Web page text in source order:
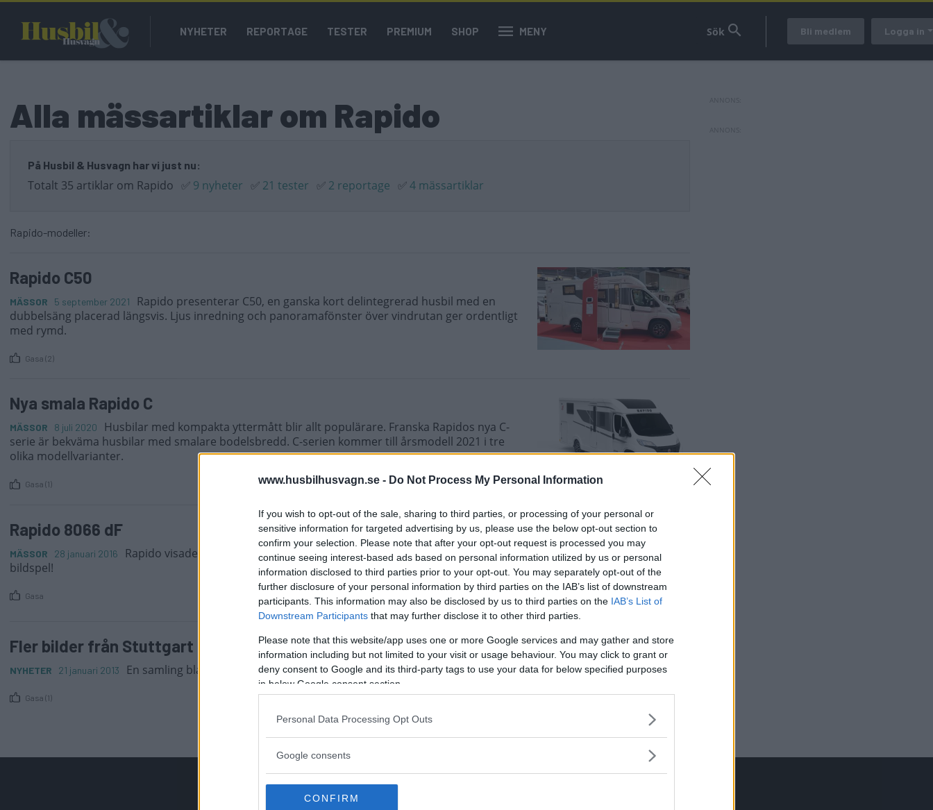
www.husbilhusvagn.se - Do Not Process My Personal Information
If you wish to opt-out of the sale, sharing to third parties, or processing of your personal or
sensitive information for targeted advertising by us, please use the below opt-out section to
confirm your selection. Please note that after your opt-out request is processed you may
continue seeing interest-based ads based on personal information utilized by us or personal
information disclosed to third parties prior to your opt-out. You may separately opt-out of the
further disclosure of your personal information by third parties on the IAB’s list of downstream
participants. This information may also be disclosed by us to third parties on the IAB’s List of
Downstream Participants that may further disclose it to other third parties.
Please note that this website/app uses one or more Google services and may gather and store
information including but not limited to your visit or usage behaviour. You may click to grant or
deny consent to Google and its third-party tags to use your data for below specified purposes
in below Google consent section.
Personal Data Processing Opt Outs
Google consents
CONFIRM
huvudinnehåll
Main
navigation
NYHETER REPORTAGE TESTER PREMIUM SHOP MENY Bli medlem Logga in
Alla mässartiklar om Rapido
På Husbil & Husvagn har vi just nu:
Totalt 35 artiklar om Rapido ✅ 9 nyheter ✅ 21 tester ✅ 2 reportage ✅4 mässartiklar
Rapido-modeller:
Rapido C50
MÄSSOR 5 september 2021
Rapido presenterar C50, en ganska kort delintegrerad husbil med en
dubbelsäng placerad längsvis. Ljus inredning och panoramafönster över vindrutan ger ordentligt
med rymd.
Gasa (2)
Nya smala Rapido C
MÄSSOR 8 juli 2020
Husbilar med kompakta yttermått blir allt populärare. Franska Rapidos nya C-
serie är bekväma husbilar med smalare bodelsbredd. C-serien kommer till årsmodell 2021 i tre
olika modellvarianter.
Gasa (1)
Rapido 8066 dF
MÄSSOR 28 januari 2016
Rapido visade upp sin nya 8066 dF på mässan i Stuttgart. Kolla in vårt
bildspel!
Gasa
Fler bilder från Stuttgart
NYHETER 21 januari 2013 En samling blandade foton från CMT i Stuttgart.
Gasa (1)